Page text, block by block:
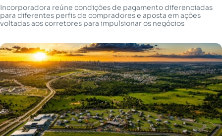
Incorporadora reúne condições de pagamento diferenciadas
para diferentes perfis de compradores e aposta em ações
voltadas aos corretores para impulsionar os negócios